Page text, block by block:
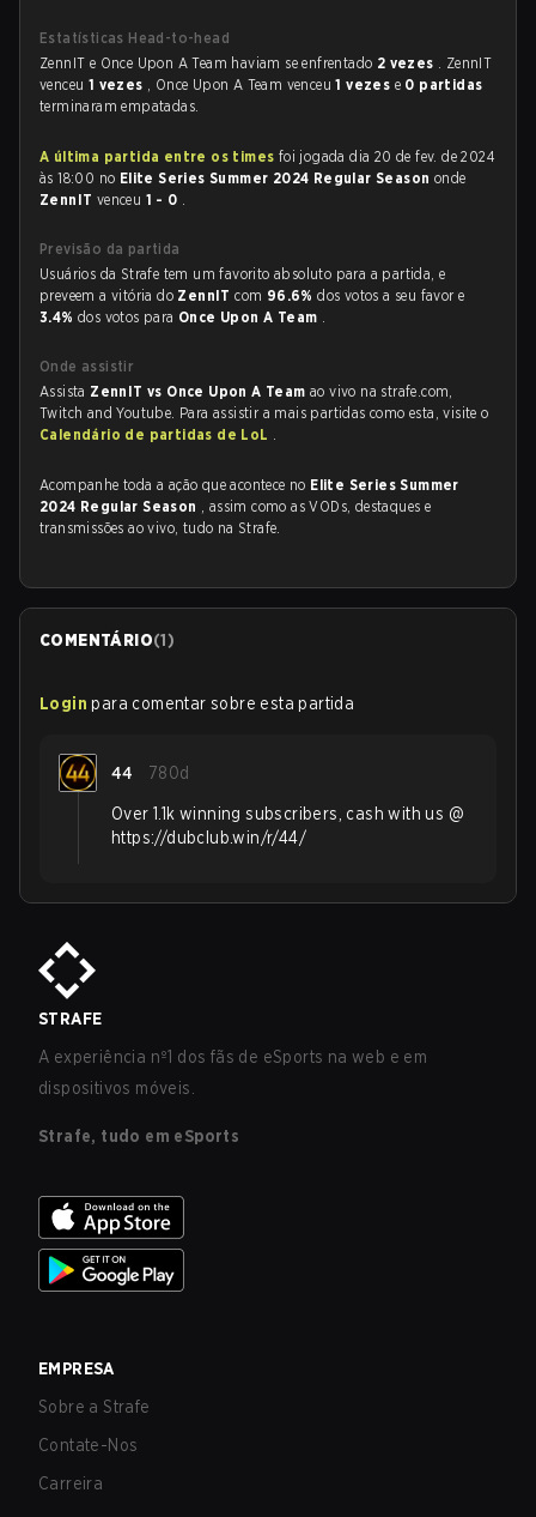
Estatísticas Head-to-head
ZennIT e Once Upon A Team haviam se enfrentado 2 vezes . ZennIT
venceu 1 vezes , Once Upon A Team venceu1 vezes e 0 partidas
terminaram empatadas.
A última partida entre os times foi jogada dia 20 de fev. de 2024
às 18:00 no Elite Series Summer 2024 Regular Season onde
ZennIT venceu 1 - 0 .
Previsão da partida
Usuários da Strafe tem um favorito absoluto para a partida, e
preveem a vitória do ZennITcom 96.6%dos votos a seu favor e
3.4% dos votos para Once Upon A Team .
Onde assistir
Assista ZennIT vs Once Upon A Teamao vivo na strafe.com,
Twitch and Youtube. Para assistir a mais partidas como esta, visite o
Calendário de partidas de LoL .
Acompanhe toda a ação que acontece no Elite Series Summer
2024 Regular Season , assim como as VODs, destaques e
transmissões ao vivo, tudo na Strafe.
COMENTÁRIO(1)
Login para comentar sobre esta partida
44 780d
Over 1.1k winning subscribers, cash with us @
https://dubclub.win/r/44/
STRAFE
A experiência nº1 dos fãs de eSports na web e em
dispositivos móveis.
Strafe, tudo em eSports
EMPRESA
Sobre a Strafe
Contate-Nos
Carreira